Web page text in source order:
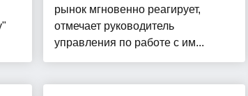
рынок мгновенно реагирует,
отмечает руководитель
управления по работе с им...